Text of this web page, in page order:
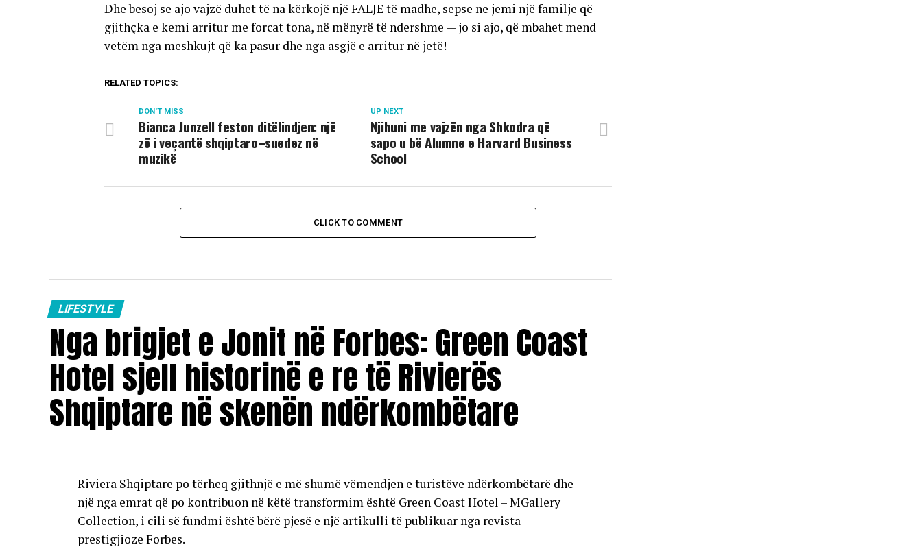
Dhe besoj se ajo vajzë duhet të na kërkojë një FALJE të madhe, sepse ne jemi një familje që
gjithçka e kemi arritur me forcat tona, në mënyrë të ndershme — jo si ajo, që mbahet mend
vetëm nga meshkujt që ka pasur dhe nga asgjë e arritur në jetë!
RELATED TOPICS:
UP NEXT
Njihuni me vajzën nga Shkodra që
sapo u bë Alumne e Harvard Business
School
DON'T MISS
Bianca Junzell feston ditëlindjen: një
zë i veçantë shqiptaro–suedez në
muzikë
CLICK TO COMMENT
LIFESTYLE
Nga brigjet e Jonit në Forbes: Green Coast
Hotel sjell historinë e re të Rivierës
Shqiptare në skenën ndërkombëtare
Riviera Shqiptare po tërheq gjithnjë e më shumë vëmendjen e turistëve ndërkombëtarë dhe
një nga emrat që po kontribuon në këtë transformim është Green Coast Hotel – MGallery
Collection, i cili së fundmi është bërë pjesë e një artikulli të publikuar nga revista
prestigjioze Forbes.